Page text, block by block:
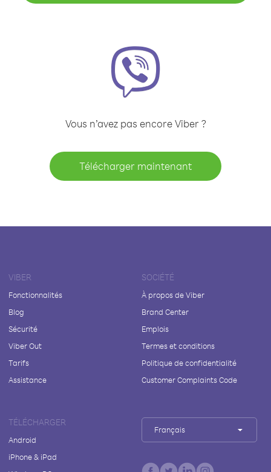
Vous n’avez pas encore Viber ?
Télécharger maintenant
VIBER
Fonctionnalités
Blog
Sécurité
Viber Out
Tarifs
Assistance
SOCIÉTÉ
À propos de Viber
Brand Center
Emplois
Termes et conditions
Politique de confidentialité
Customer Complaints Code
TÉLÉCHARGER
Android
iPhone & iPad
Français